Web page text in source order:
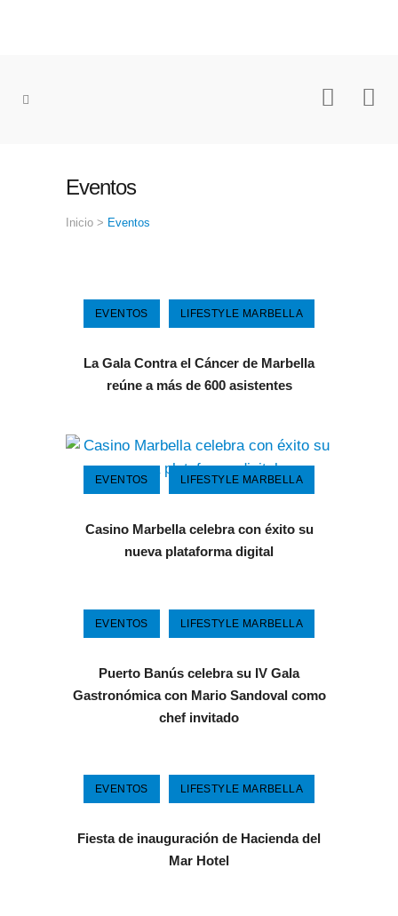
Eventos
Inicio > Eventos
EVENTOS LIFESTYLE MARBELLA
La Gala Contra el Cáncer de Marbella
reúne a más de 600 asistentes
EVENTOS LIFESTYLE MARBELLA
Casino Marbella celebra con éxito su
nueva plataforma digital
EVENTOS LIFESTYLE MARBELLA
Puerto Banús celebra su IV Gala
Gastronómica con Mario Sandoval como
chef invitado
EVENTOS LIFESTYLE MARBELLA
Fiesta de inauguración de Hacienda del
Mar Hotel